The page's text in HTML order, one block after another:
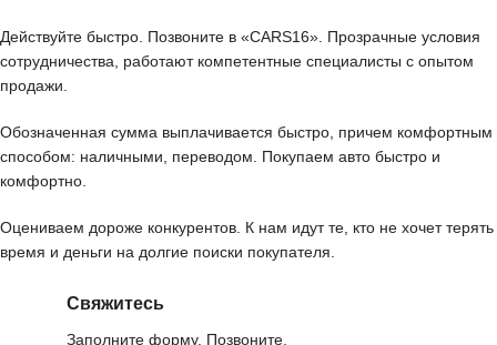
Действуйте быстро. Позвоните в «CARS16». Прозрачные условия
сотрудничества, работают компетентные специалисты с опытом
продажи.
Обозначенная сумма выплачивается быстро, причем комфортным
способом: наличными, переводом. Покупаем авто быстро и
комфортно.
Оцениваем дороже конкурентов. К нам идут те, кто не хочет терять
время и деньги на долгие поиски покупателя.
Свяжитесь
Заполните форму. Позвоните.